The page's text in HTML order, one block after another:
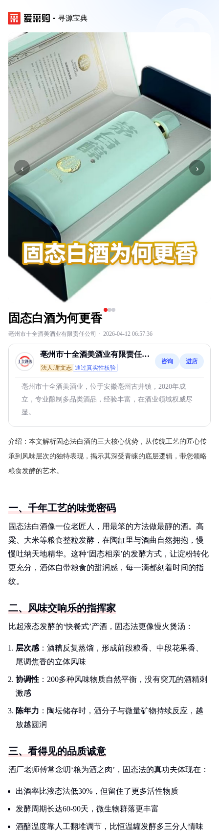
寻源宝典
‹ ›
固态白酒为何更香
亳州市十全酒美酒业有限责任公司 · 2026-04-12 06:57:36
亳州市十全酒美酒业有限责任公
司
法人:谢文志 通过真实性核验
咨询 进店
亳州市十全酒美酒业，位于安徽亳州古井镇，2020年成
立，专业酿制多品类酒品，经验丰富，在酒业领域权威尽
显。
介绍： 本文解析固态法白酒的三大核心优势，从传统工艺的匠心传
承到风味层次的独特表现，揭示其深受青睐的底层逻辑，带您领略
粮食发酵的艺术。
一、千年工艺的味觉密码
固态法白酒像一位老匠人，用最笨的方法做最醇的酒。高
粱、大米等粮食整粒发酵，在陶缸里与酒曲自然拥抱，慢
慢吐纳天地精华。这种‘固态相亲’的发酵方式，让淀粉转化
更充分，酒体自带粮食的甜润感，每一滴都刻着时间的指
纹。
二、风味交响乐的指挥家
比起液态发酵的‘快餐式’产酒，固态法更像慢火煲汤：
层次感 ：酒糟反复蒸馏，形成前段粮香、中段花果香、
尾调焦香的立体风味
协调性 ：200多种风味物质自然平衡，没有突兀的酒精刺
激感
陈年力 ：陶坛储存时，酒分子与微量矿物持续反应，越
放越圆润
三、看得见的品质诚意
酒厂老师傅常念叨‘粮为酒之肉’，固态法的真功夫体现在：
出酒率比液态法低30%，但留住了更多活性物质
发酵周期长达60-90天，微生物群落更丰富
酒醅温度靠人工翻堆调节，比恒温罐发酵多三分人情味